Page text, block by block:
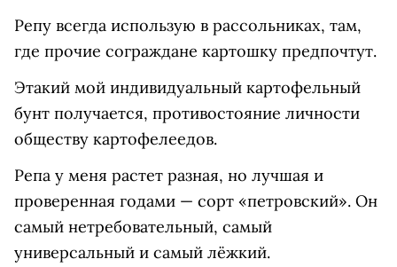
Репу всегда использую в рассольниках, там,
где прочие сограждане картошку предпочтут.
Этакий мой индивидуальный картофельный
бунт получается, противостояние личности
обществу картофелеедов.
Репа у меня растет разная, но лучшая и
проверенная годами — сорт «петровский». Он
самый нетребовательный, самый
универсальный и самый лёжкий.